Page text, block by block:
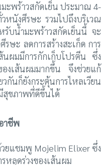
ะพร้าวสกัดเย็น ประมาณ 4-
หนังศีรษะ รวมไปถึงบริเวณ
บน้ำมะพร้าวสกัดเย็นนี้ จะ
ษะ ลดการสร้างสะเก็ด การ
นผมมีการกักเก็บโปรตีน ซึ่ง
งเส้นผมมากขึ้น จึงช่วยแก้
กันก็ยังกระตุ้นการไหลเวียน
สุขภาพที่ดีขึ้นได้
าชีพ
ยแชมพู Mojelim Elixer ซึ่ง
ลุดร่วงของเส้นผม